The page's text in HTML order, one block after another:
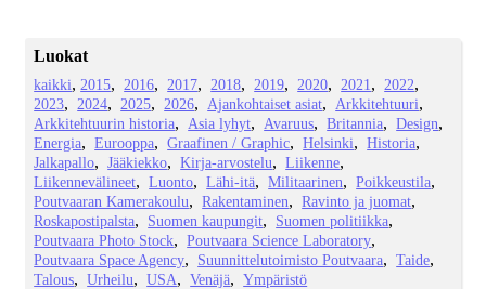
Luokat
kaikki 2015 2016 2017 2018 2019 2020 2021
2022
2023
2024 2025 2026 Ajankohtaiset asiat
Arkkitehtuuri
Arkkitehtuurin historia
Asia lyhyt Avaruus Britannia
Design
Energia
Eurooppa Graafinen / Graphic Helsinki
Historia
Jalkapallo
Jääkiekko Kirja-arvostelu
Liikenne
Liikennevälineet
Luonto Lähi-itä Militaarinen
Poikkeustila
Poutvaaran Kamerakoulu
Rakentaminen
Ravinto ja juomat
Roskapostipalsta
Suomen kaupungit
Suomen politiikka
Poutvaara Photo Stock
Poutvaara Science Laboratory
Poutvaara Space Agency
Suunnittelutoimisto Poutvaara
Taide
Talous
Urheilu USA Venäjä Ympäristö